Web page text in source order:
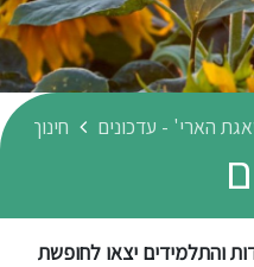
הארי' - עדכונים חינוך
כלל התלמידות והתלמידים יצאו לחופשת